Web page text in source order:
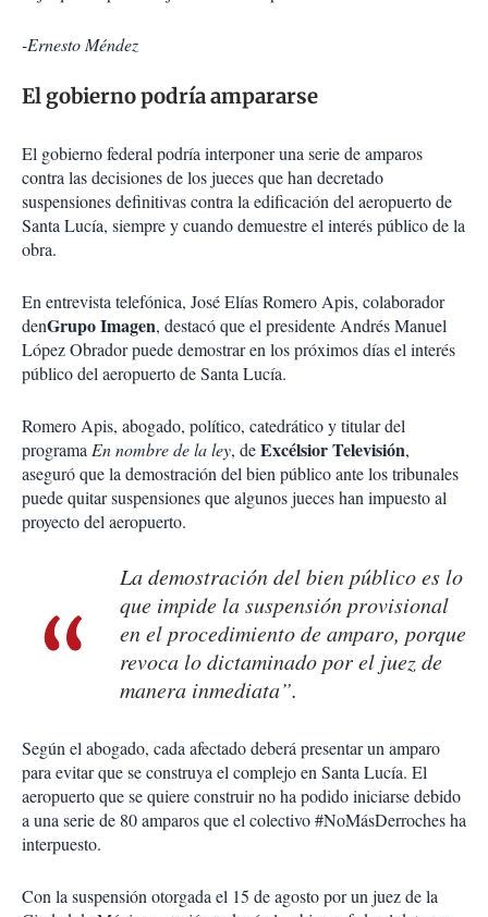
-Ernesto Méndez
El gobierno podría ampararse
El gobierno federal podría interponer una serie de amparos
contra las decisiones de los jueces que han decretado
suspensiones definitivas contra la edificación del aeropuerto de
Santa Lucía, siempre y cuando demuestre el interés público de la
obra.
En entrevista telefónica, José Elías Romero Apis, colaborador
denGrupo Imagen, destacó que el presidente Andrés Manuel
López Obrador puede demostrar en los próximos días el interés
público del aeropuerto de Santa Lucía.
Romero Apis, abogado, político, catedrático y titular del
programaEn nombre de la ley, deExcélsior Televisión,
aseguró que la demostración del bien público ante los tribunales
puede quitar suspensiones que algunos jueces han impuesto al
proyecto del aeropuerto.
La demostración del bien público es lo
que impide la suspensión provisional
en el procedimiento de amparo, porque
revoca lo dictaminado por el juez de
manera inmediata”.
Según el abogado, cada afectado deberá presentar un amparo
para evitar que se construya el complejo en Santa Lucía. El
aeropuerto que se quiere construir no ha podido iniciarse debido
a una serie de 80 amparos que el colectivo #NoMásDerroches ha
interpuesto.
Con la suspensión otorgada el 15 de agosto por un juez de la